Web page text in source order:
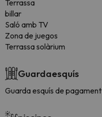
Terrassa
billar
Saló amb TV
Zona de juegos
Terrassa solàrium
Guardaesquís
Guarda esquís de pagament